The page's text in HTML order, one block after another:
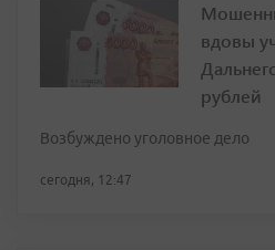
вдовы
рублей
Возбуждено уголовное дело
сегодня, 12:47